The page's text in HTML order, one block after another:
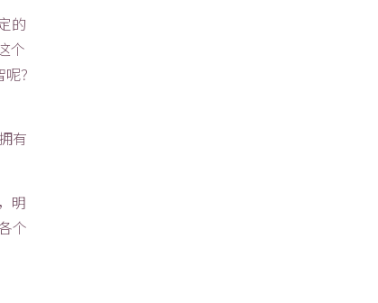
的
个
？
有
明
个